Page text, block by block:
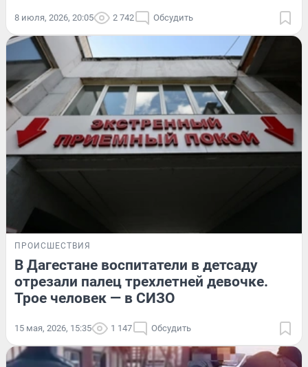
8 июля, 2026, 20:05 2 742 Обсудить
ПРОИСШЕСТВИЯ
В Дагестане воспитатели в детсаду
отрезали палец трехлетней девочке.
Трое человек — в СИЗО
15 мая, 2026, 15:35 1 147 Обсудить